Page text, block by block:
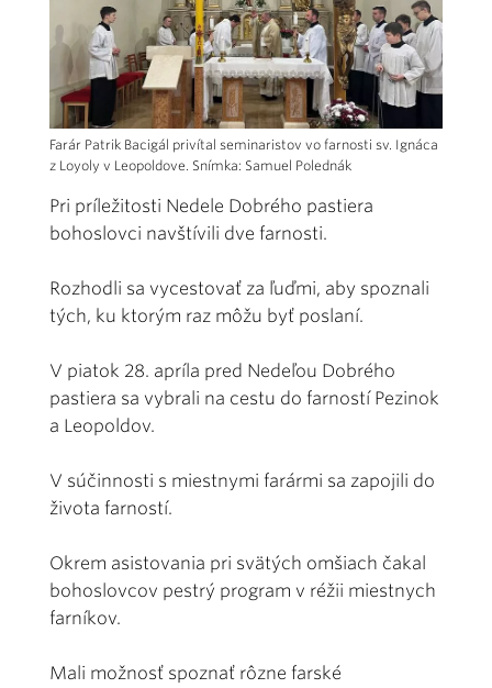
Farár Patrik Bacigál privítal seminaristov vo farnosti sv. Ignáca
z Loyoly v Leopoldove. Snímka: Samuel Polednák
Pri príležitosti Nedele Dobrého pastiera
bohoslovci navštívili dve farnosti.
Rozhodli sa vycestovať za ľuďmi, aby spoznali
tých, ku ktorým raz môžu byť poslaní.
V piatok 28. apríla pred Nedeľou Dobrého
pastiera sa vybrali na cestu do farností Pezinok
a Leopoldov.
V súčinnosti s miestnymi farármi sa zapojili do
života farností.
Okrem asistovania pri svätých omšiach čakal
bohoslovcov pestrý program v réžii miestnych
farníkov.
Mali možnosť spoznať rôzne farské